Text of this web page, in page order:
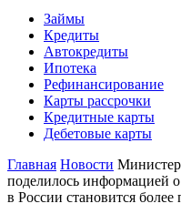
Займы
Кредиты
Автокредиты
Ипотека
Рефинансирование
Карты рассрочки
Кредитные карты
Дебетовые карты
Главная Новости
поделилось информацией
в России становится